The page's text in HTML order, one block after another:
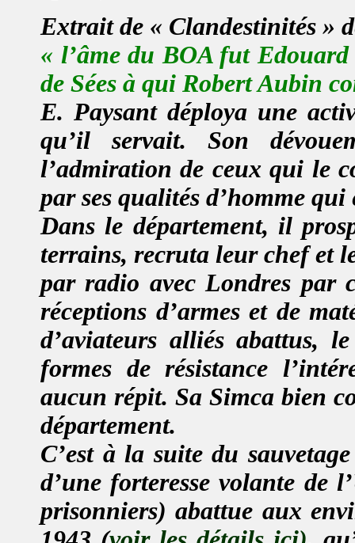
Extrait de « Clandestinités »
« l’âme du BOA fut
de Sées à qui Robert Aubin
E. Paysant déploya une
qu’il servait. Son
l’admiration de ceux qui le
par ses qualités d’homme
Dans le département, il
terrains, recruta leur chef et
par radio avec Londres par
réceptions d’armes et de
d’aviateurs alliés abattus,
formes de résistance
aucun répit. Sa Simca bien
département.
C’est à la suite du
d’une forteresse volante de
prisonniers) abattue aux